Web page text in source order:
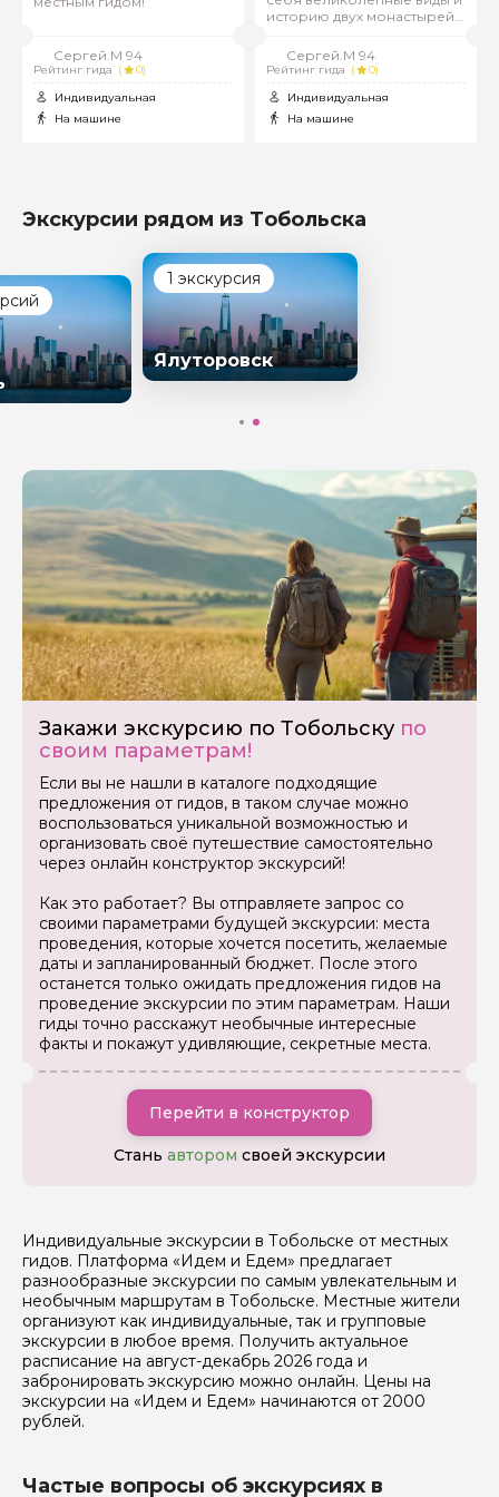
Сергей.М 94
Рейтинг гида (
0)
Индивидуальная
На машине
историю двух монастырей,
похода атамана Ермака!
Сергей.М 94
Рейтинг гида (
0)
Индивидуальная
На машине
Экскурсии рядом из Тобольска
1 экскурсия
Ялуторовск
Закажи экскурсию по Тобольску по
своим параметрам!
Если вы не нашли в каталоге подходящие
предложения от гидов, в таком случае можно
воспользоваться уникальной возможностью и
организовать своё путешествие самостоятельно
через онлайн конструктор экскурсий!
Как это работает? Вы отправляете запрос со
своими параметрами будущей экскурсии: места
проведения, которые хочется посетить, желаемые
даты и запланированный бюджет. После этого
останется только ожидать предложения гидов на
проведение экскурсии по этим параметрам. Наши
гиды точно расскажут необычные интересные
факты и покажут удивляющие, секретные места.
Перейти в конструктор
Стань автором своей экскурсии
Индивидуальные экскурсии в Тобольске от местных
гидов. Платформа «Идем и Едем» предлагает
разнообразные экскурсии по самым увлекательным и
необычным маршрутам в Тобольске. Местные жители
организуют как индивидуальные, так и групповые
экскурсии в любое время. Получить актуальное
расписание на август-декабрь 2026 года и
забронировать экскурсию можно онлайн. Цены на
экскурсии на «Идем и Едем» начинаются от 2000
рублей.
Частые вопросы об экскурсиях в
Задайте свой вопрос гиду
Как вас зовут
Ваша электронная почта
Ваш номер телефона
Вопросы и комментарии
Если у вас есть интересующие вопросы, можете их
задать
Я даю своё согласие на обработку персональных
Отправить